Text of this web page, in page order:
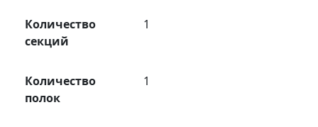
Количество
секций
1
Количество
полок
1